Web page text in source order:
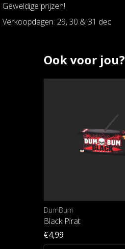
Geweldige prijzen!
Verkoopdagen: 29, 30 & 31 dec
Ook voor jou?
DumBum
Black Pirat
€4,99